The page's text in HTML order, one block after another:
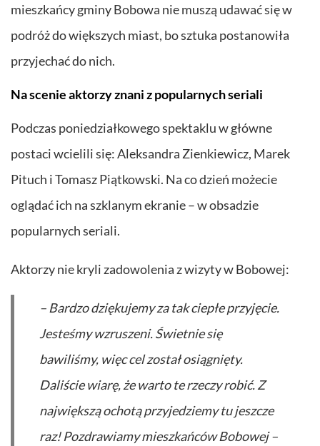
mieszkańcy gminy Bobowa nie muszą udawać się w
podróż do większych miast, bo sztuka postanowiła
przyjechać do nich.
Na scenie aktorzy znani z popularnych seriali
Podczas poniedziałkowego spektaklu w główne
postaci wcielili się: Aleksandra Zienkiewicz, Marek
Pituch i Tomasz Piątkowski. Na co dzień możecie
oglądać ich na szklanym ekranie – w obsadzie
popularnych seriali.
Aktorzy nie kryli zadowolenia z wizyty w Bobowej:
– Bardzo dziękujemy za tak ciepłe przyjęcie.
Jesteśmy wzruszeni. Świetnie się
bawiliśmy, więc cel został osiągnięty.
Daliście wiarę, że warto te rzeczy robić. Z
największą ochotą przyjedziemy tu jeszcze
raz! Pozdrawiamy mieszkańców Bobowej –